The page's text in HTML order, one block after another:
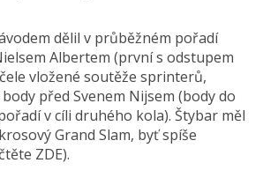
dělil v průběžném pořadí
Albertem (první s odstupem
vložené soutěže sprinterů,
před Svenem Nijsem (body do
v cíli druhého kola). Štybar měl
Grand Slam, byť spíše
ZDE).